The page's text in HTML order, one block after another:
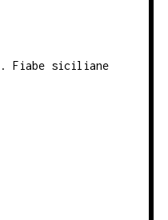
Fiabe siciliane